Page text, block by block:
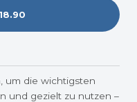
um die wichtigsten
und gezielt zu nutzen –